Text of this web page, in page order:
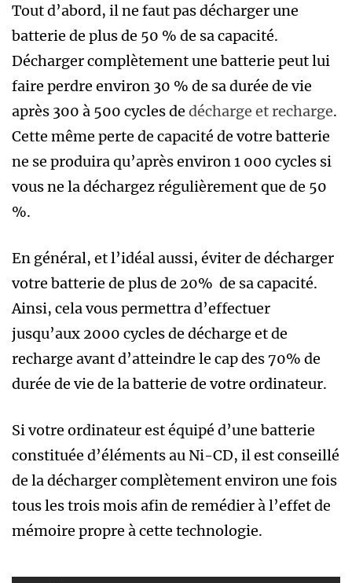
Tout d’abord, il ne faut pas décharger une
batterie de plus de 50 % de sa capacité.
Décharger complètement une batterie peut lui
faire perdre environ 30 % de sa durée de vie
après 300 à 500 cycles de décharge et recharge.
Cette même perte de capacité de votre batterie
ne se produira qu’après environ 1 000 cycles si
vous ne la déchargez régulièrement que de 50
%.
En général, et l’idéal aussi, éviter de décharger
votre batterie de plus de 20% de sa capacité.
Ainsi, cela vous permettra d’effectuer
jusqu’aux 2000 cycles de décharge et de
recharge avant d’atteindre le cap des 70% de
durée de vie de la batterie de votre ordinateur.
Si votre ordinateur est équipé d’une batterie
constituée d’éléments au Ni-CD, il est conseillé
de la décharger complètement environ une fois
tous les trois mois afin de remédier à l’effet de
mémoire propre à cette technologie.